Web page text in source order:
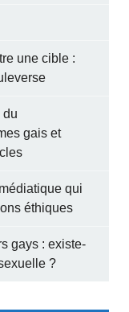
une cible :
du
gais et
qui
éthiques
gays : existe-
?